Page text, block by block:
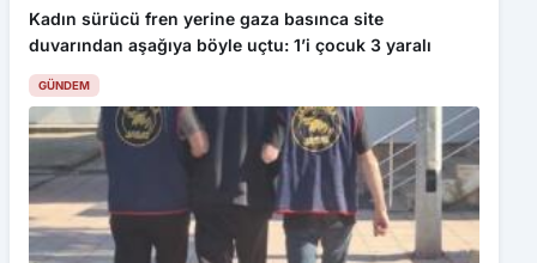
Kadın sürücü fren yerine gaza basınca site
duvarından aşağıya böyle uçtu: 1’i çocuk 3 yaralı
GÜNDEM